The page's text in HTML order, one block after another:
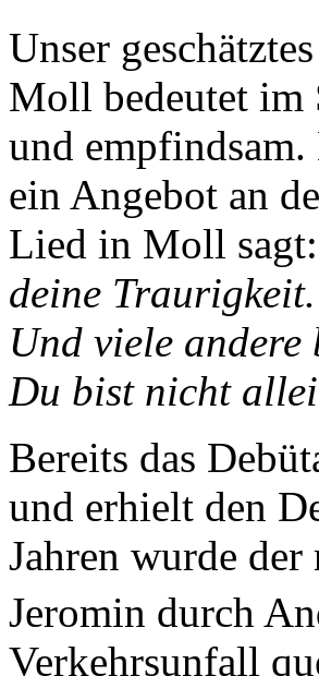
Unser
Moll bedeutet im
und
ein Angebot an
Lied in Moll sagt:
deine
Und viele andere
Du bist nicht
Bereits das
und erhielt den
Jahren wurde
Jeromin durch
Verkehrsunfall